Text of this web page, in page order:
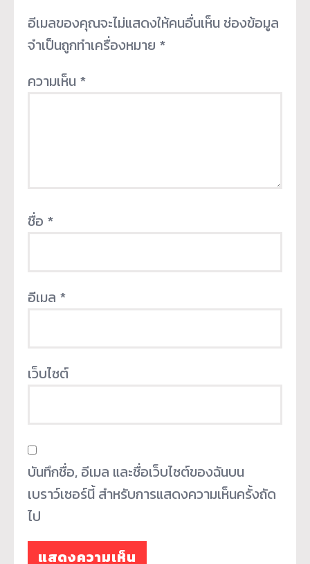
อีเมลของคุณจะไม่แสดงให้คนอื่นเห็น ช่องข้อมูล
จำเป็นถูกทำเครื่องหมาย *
ความเห็น *
ชื่อ *
อีเมล *
เว็บไซต์
บันทึกชื่อ, อีเมล และชื่อเว็บไซต์ของฉันบน
เบราว์เซอร์นี้ สำหรับการแสดงความเห็นครั้งถัด
ไป